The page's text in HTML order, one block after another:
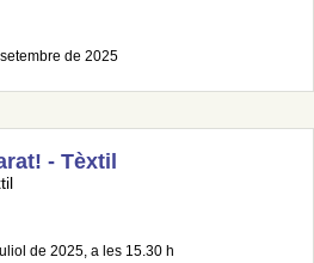
de 2025
- Tèxtil
de 2025, a les 15.30 h